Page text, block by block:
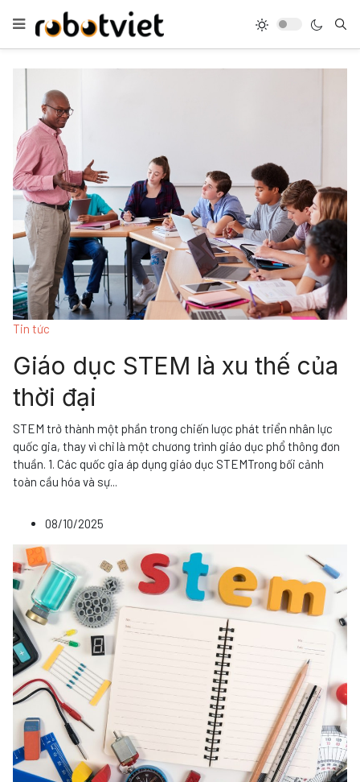
Tin tức
Giáo dục STEM là xu thế của
thời đại
STEM trở thành một phần trong chiến lược phát triển nhân lực
quốc gia, thay vì chỉ là một chương trình giáo dục phổ thông đơn
thuần. 1. Các quốc gia áp dụng giáo dục STEMTrong bối cảnh
toàn cầu hóa và sự...
08/10/2025